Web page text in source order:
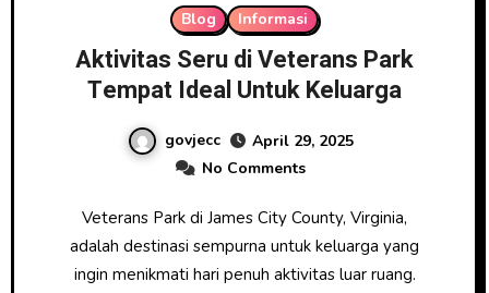
Blog Informasi
Aktivitas Seru di Veterans Park
Tempat Ideal Untuk Keluarga
govjecc
April 29, 2025
No Comments
Veterans Park di James City County, Virginia,
adalah destinasi sempurna untuk keluarga yang
ingin menikmati hari penuh aktivitas luar ruang.